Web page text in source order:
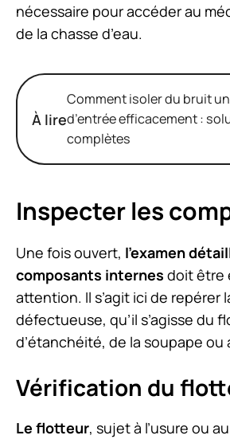
nécessaire pour accéder au
de la chasse d’eau.
À lire
Comment isoler du bruit
d’entrée efficacement :
complètes
Inspecter les
Une fois ouvert, l’examen
composants internes doit être
attention. Il s’agit ici de repérer
défectueuse, qu’il s’agisse du
d’étanchéité, de la soupape ou
Vérification du
Le flotteur, sujet à l’usure ou